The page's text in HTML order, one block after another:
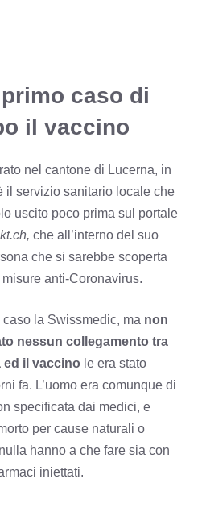
caso di
il vaccino
nel cantone di Lucerna, in
il servizio sanitario locale che
uscito poco prima sul portale
che all’interno del suo
che si sarebbe scoperta
anti-Coronavirus.
la Swissmedic, ma non
nessun collegamento tra
ed il vaccino le era stato
fa. L’uomo era comunque di
specificata dai medici, e
per cause naturali o
hanno a che fare sia con
iniettati.